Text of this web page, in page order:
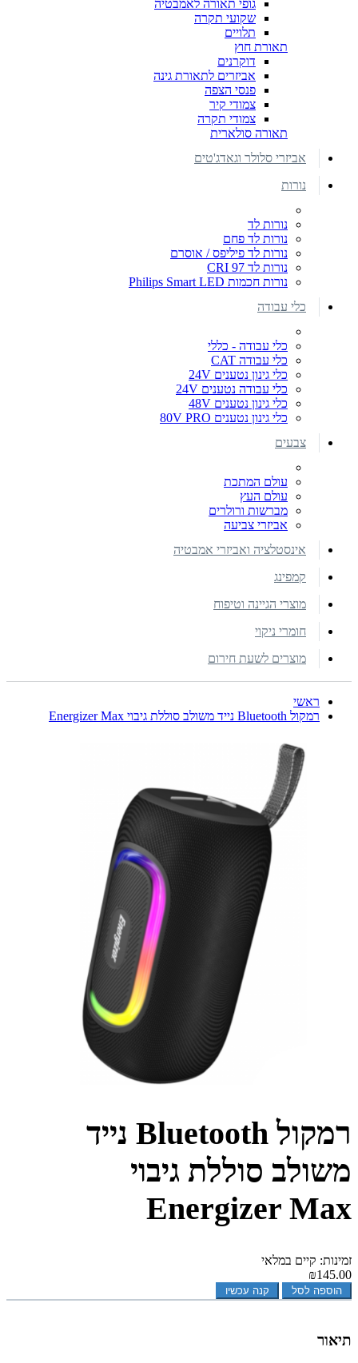
גופי תאורה לאמבטיה
שקועי תקרה
תלויים
תאורת חוץ
דוקרנים
אביזרים לתאורת גינה
פנסי הצפה
צמודי קיר
צמודי תקרה
תאורה סולארית
אביזרי סלולר וגאדג'טים
נורות
נורות לד
נורות לד פחם
נורות לד פיליפס / אוסרם
נורות לד CRI 97
נורות חכמות Philips Smart LED
כלי עבודה
כלי עבודה - כללי
כלי עבודה CAT
כלי גינון נטענים 24V
כלי עבודה נטענים 24V
כלי גינון נטענים 48V
כלי גינון נטענים 80V PRO
צבעים
עולם המתכת
עולם העץ
מברשות ורולרים
אביזרי צביעה
אינסטלציה ואביזרי אמבטיה
קמפינג
מוצרי הגיינה וטיפוח
חומרי ניקוי
מוצרים לשעת חירום
ראשי
רמקול Bluetooth נייד משולב סוללת גיבוי Energizer Max
רמקול Bluetooth נייד
משולב סוללת גיבוי
Energizer Max
זמינות: קיים במלאי
₪145.00
הוספה לסל קנה עכשיו
תיאור